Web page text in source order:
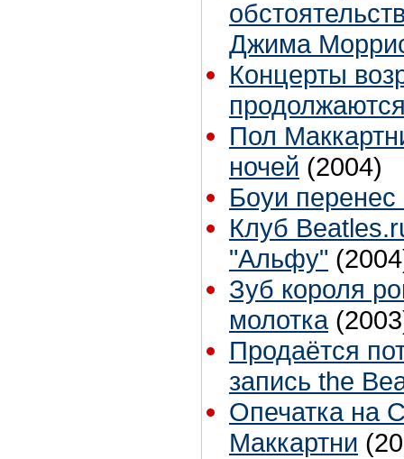
Джима
Концерты
Пол
ночей (2004)
Боуи
Клуб
"Альфу"
Зуб короля
молотка
Продаётся
запись the
Опечатка на
Маккартни